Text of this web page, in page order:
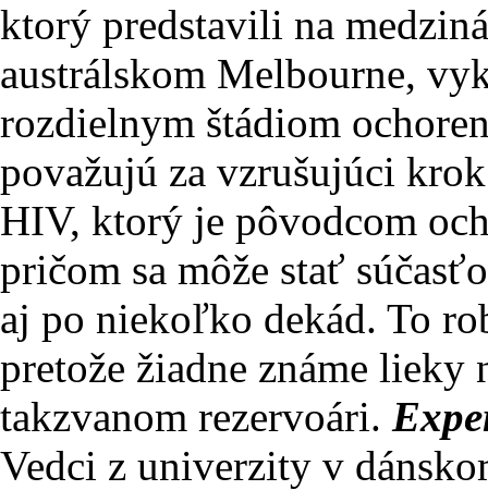
ktorý predstavili na
austrálskom Melbourne,
rozdielnym štádiom
považujú za vzrušujúci
HIV, ktorý je pôvodcom
pričom sa môže stať
aj po niekoľko dekád. To
pretože žiadne známe
takzvanom rezervoári.
Vedci z univerzity v